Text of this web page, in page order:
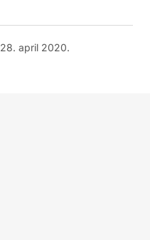
28. april 2020.